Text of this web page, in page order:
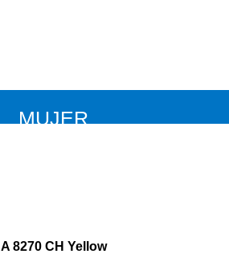
MUJER
A 8270 CH Yellow